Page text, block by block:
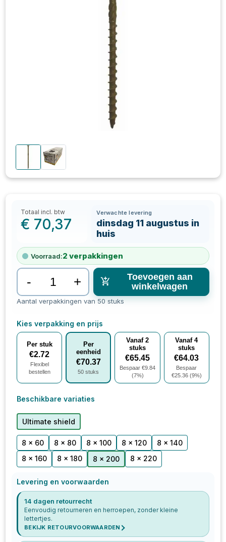
Totaal incl. btw
€ 70,37
Verwachte levering
dinsdag 11 augustus in
huis
Voorraad:2 verpakkingen
- +
Toevoegen aan
winkelwagen
Aantal verpakkingen van 50 stuks
Kies verpakking en prijs
Per stuk
€2.72
Flexibel
bestellen
Per
eenheid
€70.37
50 stuks
Vanaf2
stuks
€65.45
Bespaar €9.84
(7%)
Vanaf4
stuks
€64.03
Bespaar
€25.36(9%)
Beschikbare variaties
Ultimate shield
8 x 60 8 x 80 8 x 100 8 x 120
8 x 140
8 x 160
8 x 180 8 x 200 8 x 220
Levering en voorwaarden
14 dagen retourrecht
Eenvoudig retourneren en herroepen, zonder kleine
lettertjes.
BEKIJK RETOURVOORWAARDEN